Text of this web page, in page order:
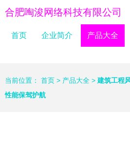
合肥啕浚网络科技有限公司
首页 企业简介 产品大全
当前位置： 首页 > 产品大全 > 建筑工程
性能保驾护航